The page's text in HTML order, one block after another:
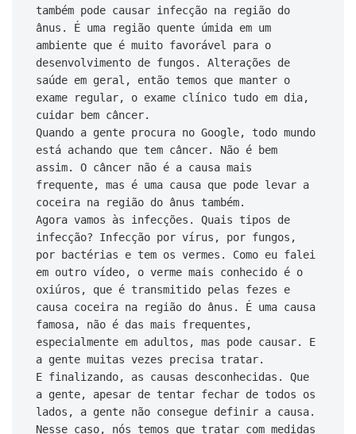
também pode causar infecção na região do
ânus. É uma região quente úmida em um
ambiente que é muito favorável para o
desenvolvimento de fungos. Alterações de
saúde em geral, então temos que manter o
exame regular, o exame clínico tudo em dia,
cuidar bem câncer.
Quando a gente procura no Google, todo mundo
está achando que tem câncer. Não é bem
assim. O câncer não é a causa mais
frequente, mas é uma causa que pode levar a
coceira na região do ânus também.
Agora vamos às infecções. Quais tipos de
infecção? Infecção por vírus, por fungos,
por bactérias e tem os vermes. Como eu falei
em outro vídeo, o verme mais conhecido é o
oxiúros, que é transmitido pelas fezes e
causa coceira na região do ânus. É uma causa
famosa, não é das mais frequentes,
especialmente em adultos, mas pode causar. E
a gente muitas vezes precisa tratar.
E finalizando, as causas desconhecidas. Que
a gente, apesar de tentar fechar de todos os
lados, a gente não consegue definir a causa.
Nesse caso, nós temos que tratar com medidas